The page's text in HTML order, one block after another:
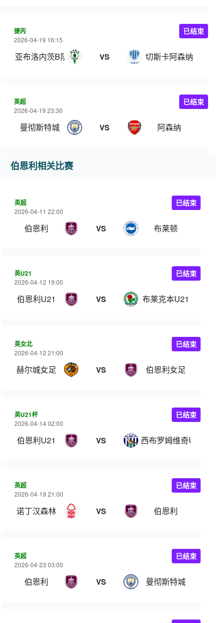
捷丙
2026-04-19 16:15
亚布洛内茨B队 VS 切斯卡阿森纳
已结束
英超
2026-04-19 23:30
曼彻斯特城 VS 阿森纳
已结束
伯恩利相关比赛
英超
2026-04-11 22:00
伯恩利 VS 布莱顿
已结束
英U21
2026-04-12 19:00
伯恩利U21 VS 布莱克本U21
已结束
英女北
2026-04-12 21:00
赫尔城女足 VS 伯恩利女足
已结束
英U21杯
2026-04-14 02:00
伯恩利U21 VS 西布罗姆维奇U21
已结束
英超
2026-04-19 21:00
诺丁汉森林 VS 伯恩利
已结束
英超
2026-04-23 03:00
伯恩利 VS 曼彻斯特城
已结束